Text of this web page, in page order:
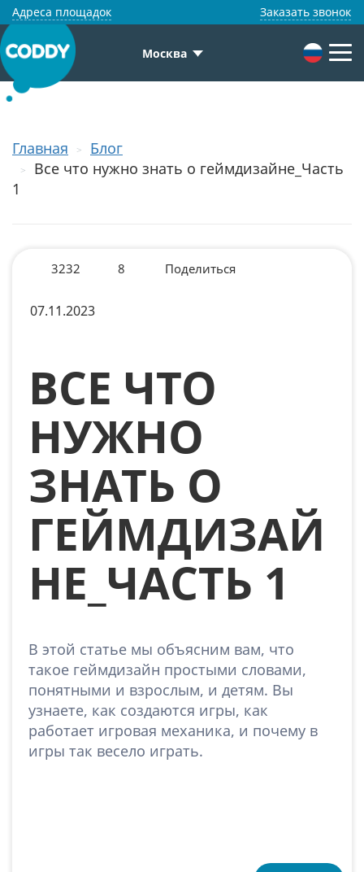
Адреса площадок Заказать звонок
Москва
Главная
Блог
Все что нужно знать о геймдизайне_Часть
1
3232 8 Поделиться
07.11.2023
ВСЕ ЧТО
НУЖНО
ЗНАТЬ О
ГЕЙМДИЗАЙ
НЕ_ЧАСТЬ 1
В этой статье мы объясним вам, что
такое геймдизайн простыми словами,
понятными и взрослым, и детям. Вы
узнаете, как создаются игры, как
работает игровая механика, и почему в
игры так весело играть.